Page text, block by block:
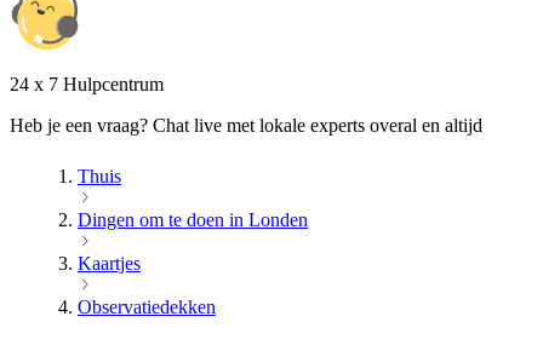
24 x 7 Hulpcentrum
Heb je een vraag? Chat live met lokale experts overal en altijd
Thuis
Dingen om te doen in Londen
Kaartjes
Observatiedekken